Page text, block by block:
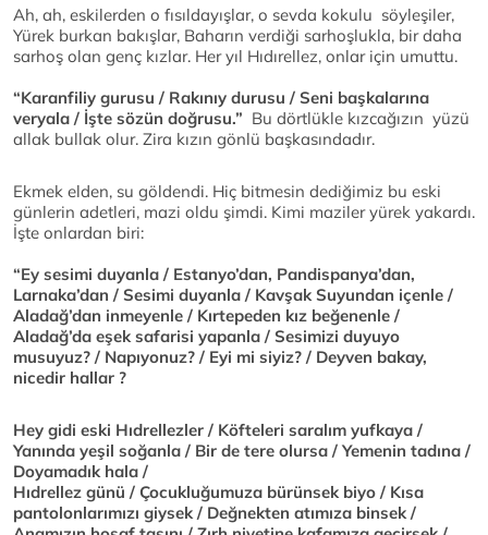
Ah, ah, eskilerden o fısıldayışlar, o sevda kokulu söyleşiler,
Yürek burkan bakışlar, Baharın verdiği sarhoşlukla, bir daha
sarhoş olan genç kızlar. Her yıl Hıdırellez, onlar için umuttu.
“Karanfiliy gurusu / Rakınıy durusu / Seni başkalarına
veryala / İşte sözün doğrusu.” Bu dörtlükle kızcağızın yüzü
allak bullak olur. Zira kızın gönlü başkasındadır.
Ekmek elden, su göldendi. Hiç bitmesin dediğimiz bu eski
günlerin adetleri, mazi oldu şimdi. Kimi maziler yürek yakardı.
İşte onlardan biri:
“Ey sesimi duyanla / Estanyo’dan, Pandispanya’dan,
Larnaka’dan / Sesimi duyanla / Kavşak Suyundan içenle /
Aladağ’dan inmeyenle / Kırtepeden kız beğenenle /
Aladağ’da eşek safarisi yapanla / Sesimizi duyuyo
musuyuz? / Napıyonuz? / Eyi mi siyiz? / Deyven bakay,
nicedir hallar ?
Hey gidi eski Hıdrellezler / Köfteleri saralım yufkaya /
Yanında yeşil soğanla / Bir de tere olursa / Yemenin tadına /
Doyamadık hala /
Hıdrellez günü / Çocukluğumuza bürünsek biyo / Kısa
pantolonlarımızı giysek / Değnekten atımıza binsek /